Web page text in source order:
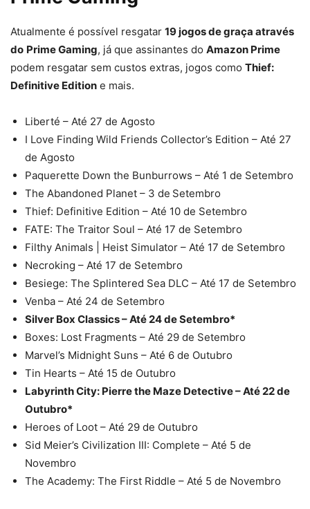
Atualmente é possível resgatar 19 jogos de graça através
do Prime Gaming, já que assinantes do Amazon Prime
podem resgatar sem custos extras, jogos como Thief:
Definitive Edition e mais.
Liberté – Até 27 de Agosto
I Love Finding Wild Friends Collector’s Edition – Até 27
de Agosto
Paquerette Down the Bunburrows – Até 1 de Setembro
The Abandoned Planet – 3 de Setembro
Thief: Definitive Edition – Até 10 de Setembro
FATE: The Traitor Soul – Até 17 de Setembro
Filthy Animals | Heist Simulator – Até 17 de Setembro
Necroking – Até 17 de Setembro
Besiege: The Splintered Sea DLC – Até 17 de Setembro
Venba – Até 24 de Setembro
Silver Box Classics – Até 24 de Setembro*
Boxes: Lost Fragments – Até 29 de Setembro
Marvel’s Midnight Suns – Até 6 de Outubro
Tin Hearts – Até 15 de Outubro
Labyrinth City: Pierre the Maze Detective – Até 22 de
Outubro*
Heroes of Loot – Até 29 de Outubro
Sid Meier’s Civilization III: Complete – Até 5 de
Novembro
The Academy: The First Riddle – Até 5 de Novembro